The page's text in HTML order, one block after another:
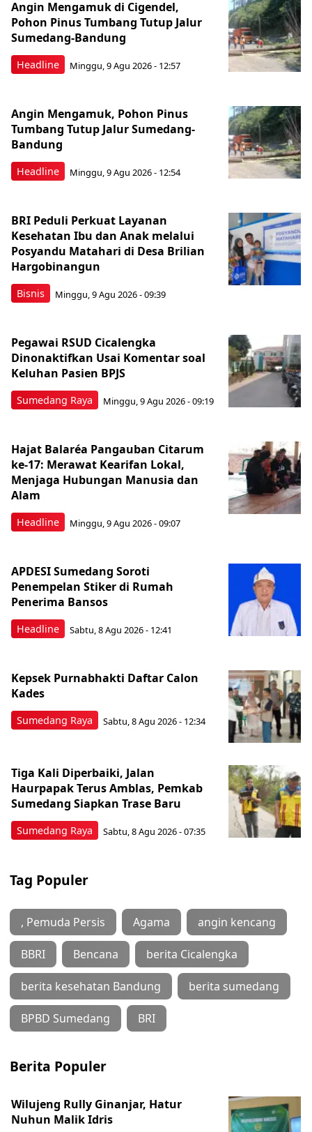
Headline
Angin Mengamuk di Cigendel,
Pohon Pinus Tumbang Tutup Jalur
Sumedang-Bandung
Minggu, 9 Agu 2026 - 12:57
Headline
Angin Mengamuk, Pohon Pinus
Tumbang Tutup Jalur Sumedang-
Bandung
Minggu, 9 Agu 2026 - 12:54
Bisnis
BRI Peduli Perkuat Layanan
Kesehatan Ibu dan Anak melalui
Posyandu Matahari di Desa Brilian
Hargobinangun
Minggu, 9 Agu 2026 - 09:39
Sumedang Raya
Pegawai RSUD Cicalengka
Dinonaktifkan Usai Komentar soal
Keluhan Pasien BPJS
Minggu, 9 Agu 2026 - 09:19
Headline
Hajat Balaréa Pangauban Citarum
ke-17: Merawat Kearifan Lokal,
Menjaga Hubungan Manusia dan
Alam
Minggu, 9 Agu 2026 - 09:07
Headline
APDESI Sumedang Soroti
Penempelan Stiker di Rumah
Penerima Bansos
Sabtu, 8 Agu 2026 - 12:41
Sumedang Raya
Kepsek Purnabhakti Daftar Calon
Kades
Sabtu, 8 Agu 2026 - 12:34
Sumedang Raya
Tiga Kali Diperbaiki, Jalan
Haurpapak Terus Amblas, Pemkab
Sumedang Siapkan Trase Baru
Sabtu, 8 Agu 2026 - 07:35
Tag Populer
, Pemuda Persis Agama angin kencang
BBRI Bencana berita Cicalengka
berita kesehatan Bandung berita sumedang
BPBD Sumedang BRI
Berita Populer
Wilujeng Rully Ginanjar, Hatur
Nuhun Malik Idris